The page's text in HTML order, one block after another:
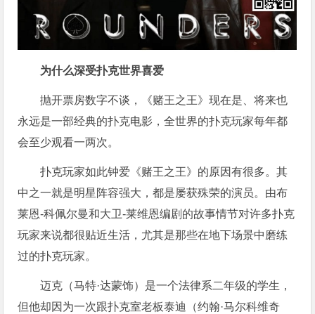
为什么深受扑克世界喜爱
抛开票房数字不谈，《赌王之王》现在是、将来也
永远是一部经典的扑克电影，全世界的扑克玩家每年都
会至少观看一两次。
扑克玩家如此钟爱《赌王之王》的原因有很多。其
中之一就是明星阵容强大，都是屡获殊荣的演员。由布
莱恩-科佩尔曼和大卫-莱维恩编剧的故事情节对许多扑克
玩家来说都很贴近生活，尤其是那些在地下场景中磨练
过的扑克玩家。
迈克（马特·达蒙饰）是一个法律系二年级的学生，
但他却因为一次跟扑克室老板泰迪（约翰·马尔科维奇